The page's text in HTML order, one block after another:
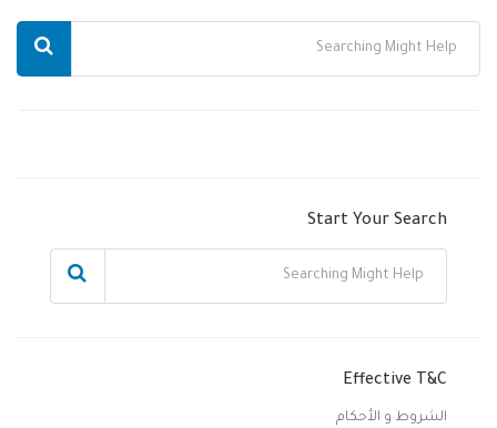
Start Your Search
Effective T&C
الشروط و الأحكام